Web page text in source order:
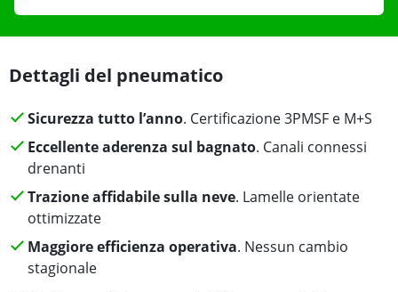
Dettagli del pneumatico
Sicurezza tutto l’anno. Certificazione 3PMSF e M+S
Eccellente aderenza sul bagnato. Canali connessi
drenanti
Trazione affidabile sulla neve. Lamelle orientate
ottimizzate
Maggiore efficienza operativa. Nessun cambio
stagionale